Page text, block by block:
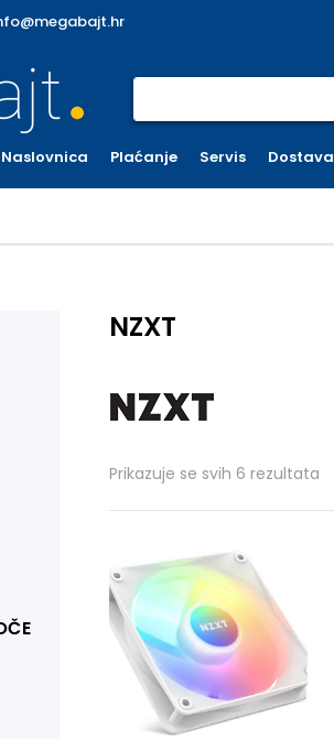
Naslovnica Plaćanje Servis Dostava
NZXT
Prikazuje se svih 6 rezultata